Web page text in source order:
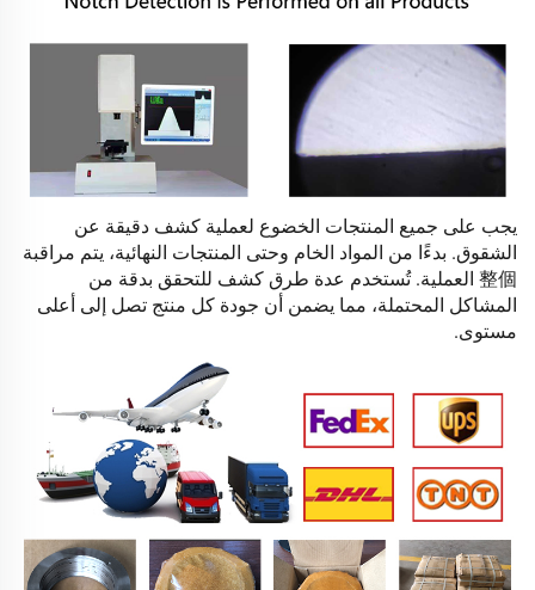
يجب على جميع المنتجات الخضوع لعملية كشف دقيقة عن
الشقوق. بدءًا من المواد الخام وحتى المنتجات النهائية، يتم مراقبة
整個 العملية. تُستخدم عدة طرق كشف للتحقق بدقة من
المشاكل المحتملة، مما يضمن أن جودة كل منتج تصل إلى أعلى
مستوى.